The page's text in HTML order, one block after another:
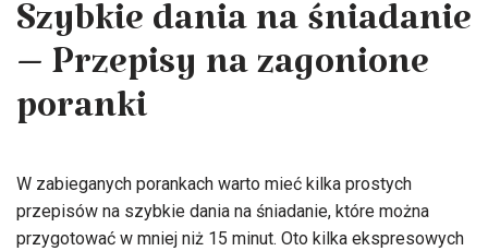
Szybkie dania na śniadanie
– Przepisy na zagonione
poranki
W zabieganych porankach warto mieć kilka prostych
przepisów na szybkie dania na śniadanie, które można
przygotować w mniej niż 15 minut. Oto kilka ekspresowych